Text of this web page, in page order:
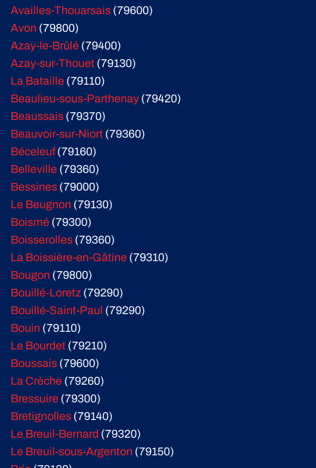
Availles-Thouarsais (79600)
Avon (79800)
Azay-le-Brûlé (79400)
Azay-sur-Thouet (79130)
La Bataille (79110)
Beaulieu-sous-Parthenay (79420)
Beaussais (79370)
Beauvoir-sur-Niort (79360)
Béceleuf(79160)
Belleville (79360)
Bessines (79000)
Le Beugnon (79130)
Boismé (79300)
Boisserolles (79360)
La Boissière-en-Gâtine (79310)
Bougon (79800)
Bouillé-Loretz (79290)
Bouillé-Saint-Paul (79290)
Bouin (79110)
Le Bourdet (79210)
Boussais (79600)
La Crèche (79260)
Bressuire (79300)
Bretignolles (79140)
Le Breuil-Bernard (79320)
Le Breuil-sous-Argenton (79150)